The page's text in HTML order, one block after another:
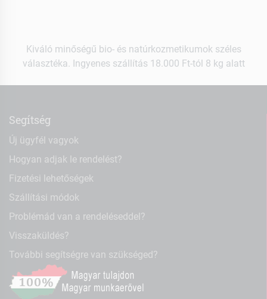
Kiváló minőségű bio- és natúrkozmetikumok széles
választéka. Ingyenes szállítás 18.000 Ft-tól 8 kg alatt
Segítség
Új ügyfél vagyok
Hogyan adjak le rendelést?
Fizetési lehetőségek
Szállítási módok
Problémád van a rendeléseddel?
Visszaküldés?
További segítségre van szükséged?